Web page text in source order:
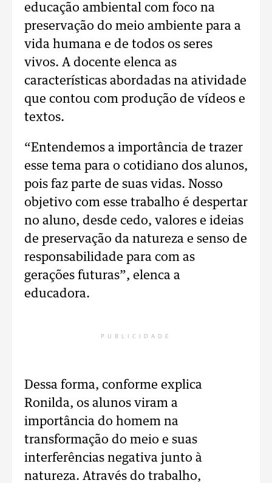
educação ambiental com foco na
preservação do meio ambiente para a
vida humana e de todos os seres
vivos. A docente elenca as
características abordadas na atividade
que contou com produção de vídeos e
textos.
“Entendemos a importância de trazer
esse tema para o cotidiano dos alunos,
pois faz parte de suas vidas. Nosso
objetivo com esse trabalho é despertar
no aluno, desde cedo, valores e ideias
de preservação da natureza e senso de
responsabilidade para com as
gerações futuras”, elenca a
educadora.
PUBLICIDADE
Dessa forma, conforme explica
Ronilda, os alunos viram a
importância do homem na
transformação do meio e suas
interferências negativa junto à
natureza. Através do trabalho,